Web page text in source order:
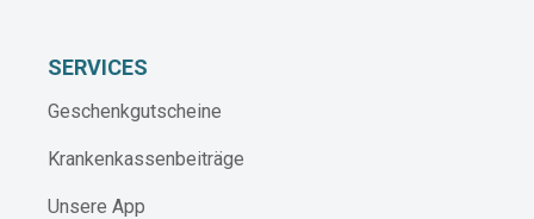
SERVICES
Geschenkgutscheine
Krankenkassenbeiträge
Unsere App